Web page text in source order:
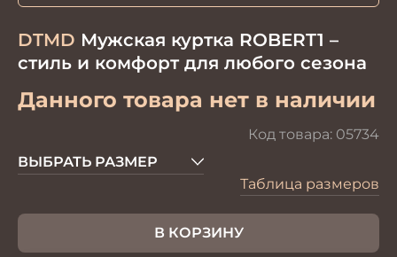
DTMD Мужская куртка ROBERT1 –
стиль и комфорт для любого сезона
Данного товара нет в наличии
Код товара: 05734
ВЫБРАТЬ РАЗМЕР
Таблица размеров
В КОРЗИНУ